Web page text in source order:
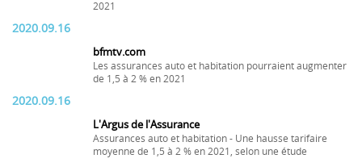
2021
2020.09.16
bfmtv.com
Les assurances auto et habitation pourraient augmenter
de 1,5 à 2 % en 2021
2020.09.16
L'Argus de l'Assurance
Assurances auto et habitation - Une hausse tarifaire
moyenne de 1,5 à 2 % en 2021, selon une étude